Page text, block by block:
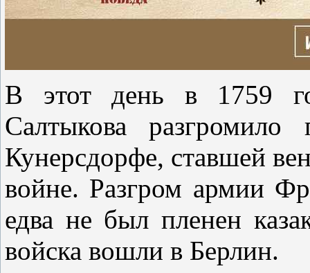
В этот день в 1759
Салтыкова
Кунерсдорфе, ставшей
войне. Разгром армии
едва не был пленен
войска вошли в Берлин.